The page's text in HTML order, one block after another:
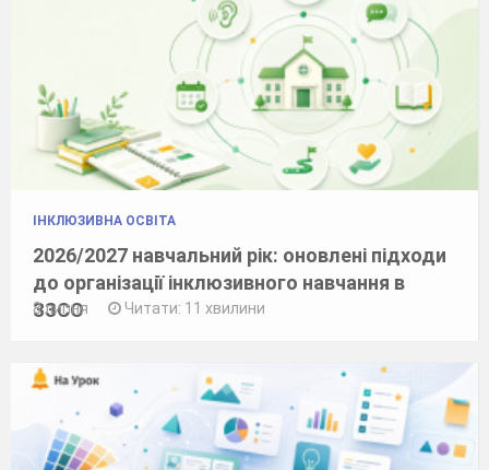
ІНКЛЮЗИВНА ОСВІТА
2026/2027 навчальний рік: оновлені підходи
до організації інклюзивного навчання в
ЗЗСО
8 липня Читати: 11 хвилини